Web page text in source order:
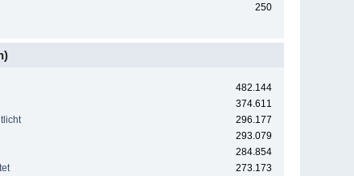
250
482.144
374.611
296.177
293.079
284.854
273.173